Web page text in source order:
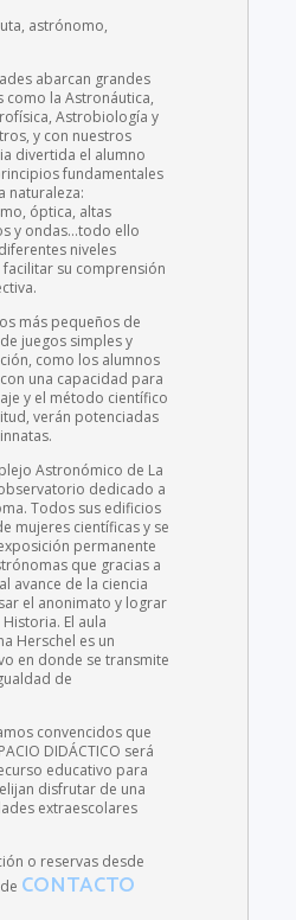
astrónomo,
abarcan grandes
como la Astronáutica,
Astrobiología y
y con nuestros
divertida el alumno
fundamentales
naturaleza:
óptica, altas
y ondas…todo ello
niveles
su comprensión
más pequeños de
juegos simples y
como los alumnos
una capacidad para
y el método científico
verán potenciadas
Astronómico de La
dedicado a
Todos sus edificios
mujeres científicas y se
permanente
que gracias a
avance de la ciencia
el anonimato y lograr
El aula
Herschel es un
en donde se transmite
de
convencidos que
DIDÁCTICO será
educativo para
disfrutar de una
extraescolares
o reservas desde
CONTACTO